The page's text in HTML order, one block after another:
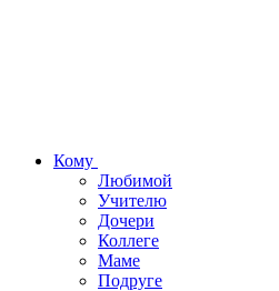
Кому
Любимой
Учителю
Дочери
Коллеге
Маме
Подруге